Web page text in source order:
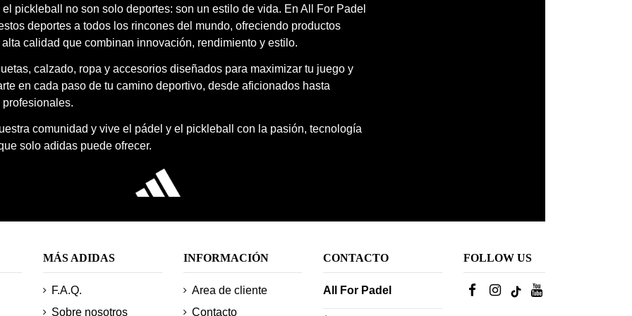
pickleball no son solo deportes: son un estilo de vida. En All For Padel
deportes a todos los rincones del mundo, ofreciendo productos
calidad que combinan innovación, rendimiento y estilo.
calzado, ropa y accesorios diseñados para maximizar tu juego y
en cada paso de tu camino deportivo, desde aficionados hasta
comunidad y vive el pádel y el pickleball con la pasión, tecnología
solo adidas puede ofrecer.
MÁS ADIDAS
F.A.Q.
Sobre nosotros
INFORMACIÓN
Area de cliente
Contacto
CONTACTO
All For Padel
FOLLOW US